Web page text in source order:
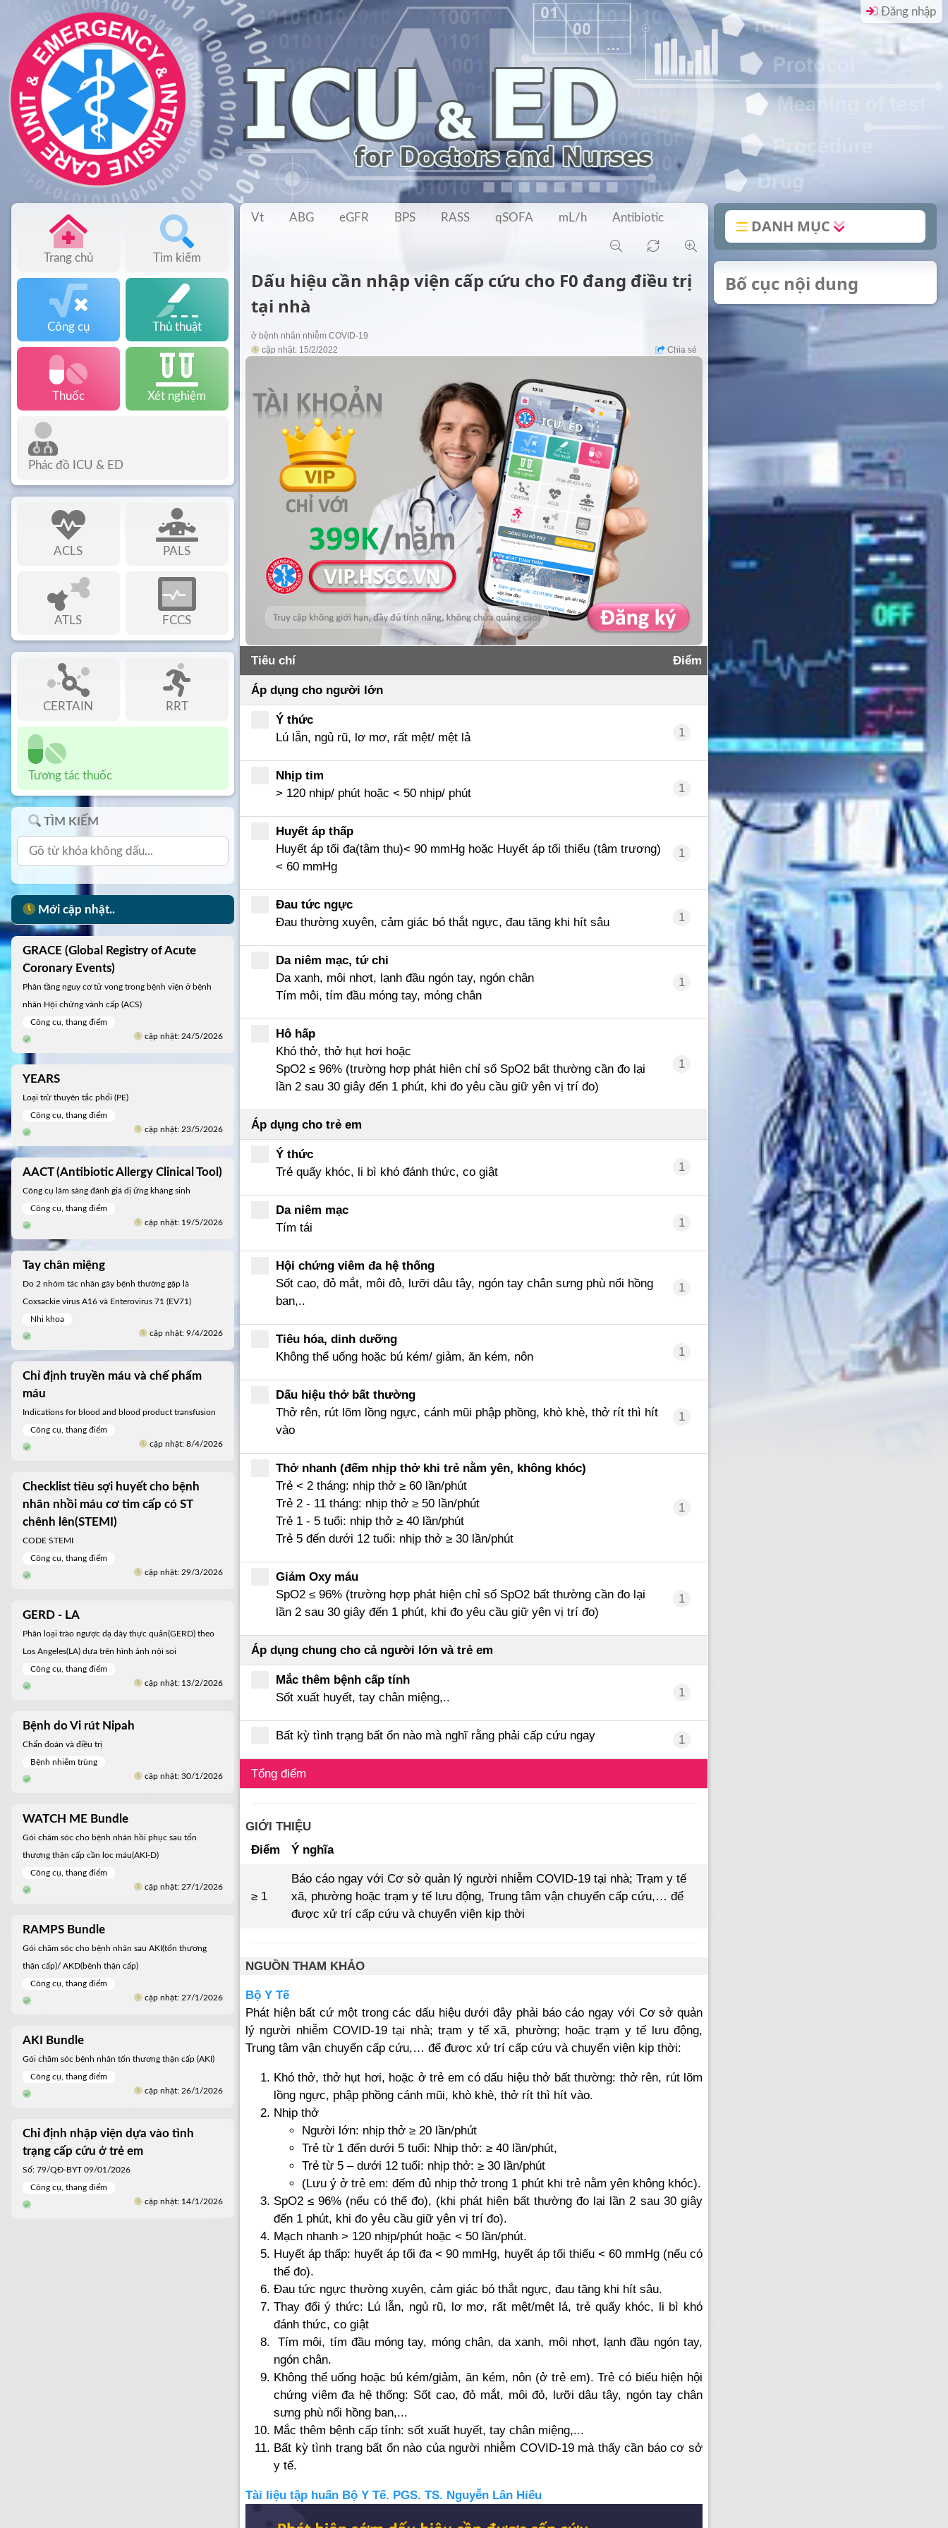
Đăng nhập
Trang chủ Tìm kiếm
Công cụ Thủ thuật
Thuốc Xét nghiệm
Phác đồ ICU & ED
ACLS PALS
ATLS FCCS
CERTAIN RRT
Tương tác thuốc
TÌM KIẾM
Mới cập nhật..
GRACE (Global Registry of Acute
Coronary Events)
Phân tầng nguy cơ tử vong trong bệnh viện ở bệnh
nhân Hội chứng vành cấp (ACS)
Công cụ, thang điểm
cập nhật: 24/5/2026
YEARS
Loại trừ thuyên tắc phổi (PE)
Công cụ, thang điểm
cập nhật: 23/5/2026
AACT (Antibiotic Allergy Clinical Tool)
Công cụ lâm sàng đánh giá dị ứng kháng sinh
Công cụ, thang điểm
cập nhật: 19/5/2026
Tay chân miệng
Do 2 nhóm tác nhân gây bệnh thường gặp là
Coxsackie virus A16 và Enterovirus 71 (EV71)
Nhi khoa
cập nhật: 9/4/2026
Chỉ định truyền máu và chế phẩm
máu
Indications for blood and blood product transfusion
Công cụ, thang điểm
cập nhật: 8/4/2026
Checklist tiêu sợi huyết cho bệnh
nhân nhồi máu cơ tim cấp có ST
chênh lên(STEMI)
CODE STEMI
Công cụ, thang điểm
cập nhật: 29/3/2026
GERD - LA
Phân loại trào ngược dạ dày thực quản(GERD) theo
Los Angeles(LA) dựa trên hình ảnh nội soi
Công cụ, thang điểm
cập nhật: 13/2/2026
Bệnh do Vi rút Nipah
Chẩn đoán và điều trị
Bệnh nhiễm trùng
cập nhật: 30/1/2026
WATCH ME Bundle
Gói chăm sóc cho bệnh nhân hồi phục sau tổn
thương thận cấp cần lọc máu(AKI-D)
Công cụ, thang điểm
cập nhật: 27/1/2026
RAMPS Bundle
Gói chăm sóc cho bệnh nhân sau AKI(tổn thương
thận cấp)/ AKD(bệnh thận cấp)
Công cụ, thang điểm
cập nhật: 27/1/2026
AKI Bundle
Gói chăm sóc bệnh nhân tổn thương thận cấp (AKI)
Công cụ, thang điểm
cập nhật: 26/1/2026
Chỉ định nhập viện dựa vào tình
trạng cấp cứu ở trẻ em
Số: 79/QĐ-BYT 09/01/2026
Công cụ, thang điểm
cập nhật: 14/1/2026
Vt ABG eGFR BPS RASS qSOFA mL/h Antibiotic
Dấu hiệu cần nhập viện cấp cứu cho F0 đang điều trị
tại nhà
ở bệnh nhân nhiễm COVID-19
cập nhật: 15/2/2022
Chia sẻ
Tiêu chí Điểm
Áp dụng cho người lớn
Ý thức
Lú lẫn, ngủ rũ, lơ mơ, rất mệt/ mệt lả
1
Nhịp tim
> 120 nhịp/ phút hoặc < 50 nhịp/ phút
1
Huyết áp thấp
Huyết áp tối đa(tâm thu)< 90 mmHg hoặc Huyết áp tối thiểu (tâm trương)
< 60 mmHg
1
Đau tức ngực
Đau thường xuyên, cảm giác bó thắt ngực, đau tăng khi hít sâu
1
Da niêm mạc, tứ chi
Da xanh, môi nhợt, lạnh đầu ngón tay, ngón chân
Tím môi, tím đầu móng tay, móng chân
1
Hô hấp
Khó thở, thở hụt hơi hoặc
SpO2 ≤ 96% (trường hợp phát hiện chỉ số SpO2 bất thường cần đo lại
lần 2 sau 30 giây đến 1 phút, khi đo yêu cầu giữ yên vị trí đo)
1
Áp dụng cho trẻ em
Ý thức
Trẻ quấy khóc, li bì khó đánh thức, co giật
1
Da niêm mạc
Tím tái
1
Hội chứng viêm đa hệ thống
Sốt cao, đỏ mắt, môi đỏ, lưỡi dâu tây, ngón tay chân sưng phù nổi hồng
ban,..
1
Tiêu hóa, dinh dưỡng
Không thể uống hoặc bú kém/ giảm, ăn kém, nôn
1
Dấu hiệu thở bất thường
Thở rên, rút lõm lồng ngực, cánh mũi phập phồng, khò khè, thở rít thì hít
vào
1
Thở nhanh (đếm nhịp thở khi trẻ nằm yên, không khóc)
Trẻ < 2 tháng: nhịp thở ≥ 60 lần/phút
Trẻ 2 - 11 tháng: nhịp thở ≥ 50 lần/phút
Trẻ 1 - 5 tuổi: nhịp thở ≥ 40 lần/phút
Trẻ 5 đến dưới 12 tuổi: nhịp thở ≥ 30 lần/phút
1
Giảm Oxy máu
SpO2 ≤ 96% (trường hợp phát hiện chỉ số SpO2 bất thường cần đo lại
lần 2 sau 30 giây đến 1 phút, khi đo yêu cầu giữ yên vị trí đo)
1
Áp dụng chung cho cả người lớn và trẻ em
Mắc thêm bệnh cấp tính
Sốt xuất huyết, tay chân miệng,..
1
Bất kỳ tình trạng bất ổn nào mà nghĩ rằng phải cấp cứu ngay 1
Tổng điểm
GIỚI THIỆU
Điểm
Ý nghĩa
≥ 1
Báo cáo ngay với Cơ sở quản lý người nhiễm COVID-19 tại nhà; Trạm y tế
xã, phường hoặc trạm y tế lưu động, Trung tâm vận chuyển cấp cứu,… để
được xử trí cấp cứu và chuyển viện kịp thời
NGUỒN THAM KHẢO
Bộ Y Tế
Phát hiện bất cứ một trong các dấu hiệu dưới đây phải báo cáo ngay với Cơ sở quản
lý người nhiễm COVID-19 tại nhà; trạm y tế xã, phường; hoặc trạm y tế lưu động,
Trung tâm vận chuyển cấp cứu,… để được xử trí cấp cứu và chuyển viện kịp thời:
Khó thở, thở hụt hơi, hoặc ở trẻ em có dấu hiệu thở bất thường: thở rên, rút lõm
lồng ngực, phập phồng cánh mũi, khò khè, thở rít thì hít vào.
Nhịp thở
Người lớn: nhịp thở ≥ 20 lần/phút
Trẻ từ 1 đến dưới 5 tuổi: Nhịp thở: ≥ 40 lần/phút,
Trẻ từ 5 – dưới 12 tuổi: nhịp thở: ≥ 30 lần/phút
(Lưu ý ở trẻ em: đếm đủ nhịp thở trong 1 phút khi trẻ nằm yên không khóc).
SpO2 ≤ 96% (nếu có thể đo), (khi phát hiện bất thường đo lại lần 2 sau 30 giây
đến 1 phút, khi đo yêu cầu giữ yên vị trí đo).
Mạch nhanh > 120 nhịp/phút hoặc < 50 lần/phút.
Huyết áp thấp: huyết áp tối đa < 90 mmHg, huyết áp tối thiểu < 60 mmHg (nếu có
thể đo).
Đau tức ngực thường xuyên, cảm giác bó thắt ngực, đau tăng khi hít sâu.
Thay đổi ý thức: Lú lẫn, ngủ rũ, lơ mơ, rất mệt/mệt lả, trẻ quấy khóc, li bì khó
đánh thức, co giật
Tím môi, tím đầu móng tay, móng chân, da xanh, môi nhợt, lạnh đầu ngón tay,
ngón chân.
Không thể uống hoặc bú kém/giảm, ăn kém, nôn (ở trẻ em). Trẻ có biểu hiện hội
chứng viêm đa hệ thống: Sốt cao, đỏ mắt, môi đỏ, lưỡi dâu tây, ngón tay chân
sưng phù nổi hồng ban,...
Mắc thêm bệnh cấp tính: sốt xuất huyết, tay chân miệng,...
Bất kỳ tình trạng bất ổn nào của người nhiễm COVID-19 mà thấy cần báo cơ sở
y tế.
Tài liệu tập huấn Bộ Y Tế. PGS. TS. Nguyễn Lân Hiếu
DANH MỤC
Bố cục nội dung